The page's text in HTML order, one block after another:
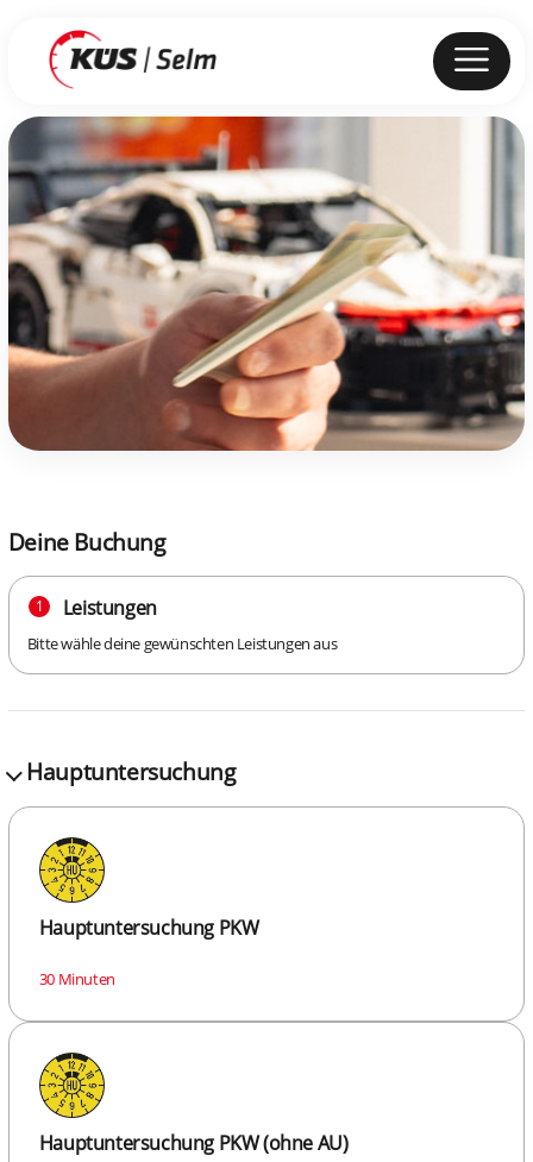
Hauptuntersuchung
Hauptuntersuchung PKW
30 Minuten
Hauptuntersuchung PKW (ohne AU)
Deine Buchung
1 Leistungen
Bitte wähle deine gewünschten Leistungen aus